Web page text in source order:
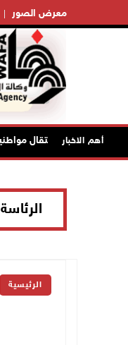
معرض الصور
أهم الاخبار
اعتقال مواطنين من
الرئاسة
الرئيسية